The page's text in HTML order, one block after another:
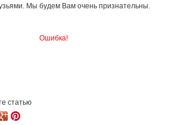
Мы будем Вам очень признательны.
Ошибка!
статью